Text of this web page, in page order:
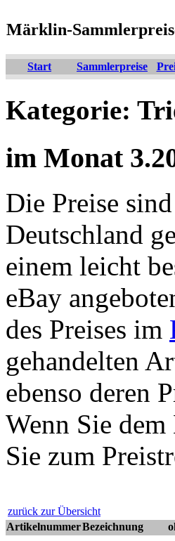
Märklin-
Start Sammlerpreise
Kategorie:
im Monat
Die Preise
Deutschland
einem leicht
eBay
des Preises im
gehandelten
ebenso deren
Wenn Sie
Sie zum
zurück zur Übersicht
ArtikelnummerBezeichnung